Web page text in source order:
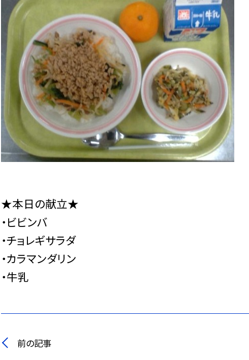
★本日の献立★
・ビビンバ
・チョレギサラダ
・カラマンダリン
・牛乳
前の記事